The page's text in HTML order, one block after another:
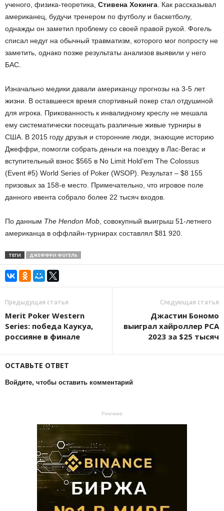
ученого, физика-теоретика, Стивена Хокинга . Как рассказывал
американец, будучи тренером по футболу и баскетболу,
однажды он заметил проблему со своей правой рукой. Фогель
списал недуг на обычный травматизм, которого мог попросту не
заметить, однако позже результаты анализов выявили у него
БАС.
Изначально медики давали американцу прогнозы на 3-5 лет
жизни. В оставшееся время спортивный покер стал отдушиной
для игрока. Прикованность к инвалидному креслу не мешала
ему систематически посещать различные живые турниры в
США. В 2015 году друзья и сторонние люди, знающие историю
Джеффри, помогли собрать деньги на поездку в Лас-Вегас и
вступительный взнос $565 в No Limit Hold’em The Colossus
(Event #5) World Series of Poker (WSOP). Результат – $8 155
призовых за 158-е место. Примечательно, что игровое поле
данного ивента собрало более 22 тысяч входов.
По данным The Hendon Mob , совокупный выигрыш 51-летнего
американца в оффлайн-турнирах составлял $81 920.
ТЕГИ ДЖЕФФРИ ФОГЕЛЬ
Предыдущая статья
Merit Poker Western
Series: победа Каукуа,
россияне в финале
Следующая статья
Джастин Бономо
выиграл хайроллер PCA
2023 за $25 тысяч
ОСТАВЬТЕ ОТВЕТ
Войдите, чтобы оставить комментарий
Реклама